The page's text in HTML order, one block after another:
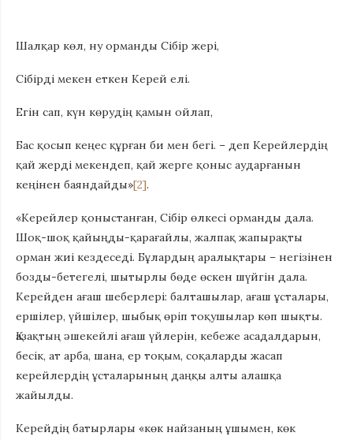
Шалқар көл, ну орманды Сiбiр жерi,
Сiбiрдi мекен еткен Керей елi.
Егiн сап, күн көрудiң қамын ойлап,
Бас қосып кеңес құрған би мен бегi. – деп Керейлердiң
қай жердi мекендеп, қай жерге қоныс аударғанын
кеңiнен баяндайды»[2].
«Керейлер қоныстанған, Сібір өлкесі орманды дала.
Шоқ-шоқ қайыңды-қарағайлы, жалпақ жапырақты
орман жиі кездеседі. Бұлардың аралықтары – негізінен
бозды-бетегелі, шытырлы бөде өскен шүйгін дала.
Керейден ағаш шеберлері: балташылар, ағаш ұсталары,
ершілер, үйшілер, шыбық өріп тоқушылар көп шықты.
Қазақтың әшекейлі ағаш үйлерін, кебеже асадалдарын,
бесік, ат арба, шана, ер тоқым, соқаларды жасап
керейлердің ұсталарының даңқы алты алашқа
жайылды.
Керейдің батырлары «көк найзаның ұшымен, көк